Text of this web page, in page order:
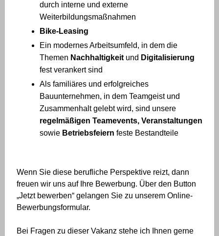
durch interne und externe
Weiterbildungsmaßnahmen
Bike-Leasing
Ein modernes Arbeitsumfeld, in dem die
Themen Nachhaltigkeit und Digitalisierung
fest verankert sind
Als familiäres und erfolgreiches
Bauunternehmen, in dem Teamgeist und
Zusammenhalt gelebt wird, sind unsere
regelmäßigen Teamevents, Veranstaltungen
sowie Betriebsfeiern feste Bestandteile
Wenn Sie diese berufliche Perspektive reizt, dann
freuen wir uns auf Ihre Bewerbung. Über den Button
„Jetzt bewerben“ gelangen Sie zu unserem Online-
Bewerbungsformular.
Bei Fragen zu dieser Vakanz stehe ich Ihnen gerne